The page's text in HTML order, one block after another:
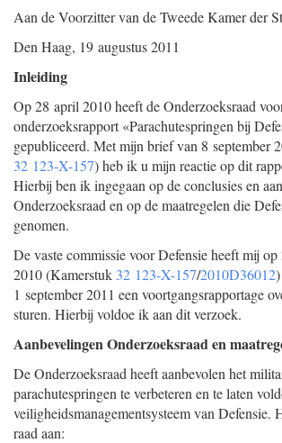
Aan de Voorzitter van de Tweede Kamer der
Den Haag, 19 augustus 2011
Inleiding
Op 28 april 2010 heeft de Onderzoeksraad
onderzoeksrapport «Parachutespringen bij
gepubliceerd. Met mijn brief van 8 september
32 123-X-157) heb ik u mijn reactie op dit
Hierbij ben ik ingegaan op de conclusies en
Onderzoeksraad en op de maatregelen die
genomen.
De vaste commissie voor Defensie heeft mij op
2010 (Kamerstuk 32 123-X-157/2010D36012
1 september 2011 een voortgangsrapportage
sturen. Hierbij voldoe ik aan dit verzoek.
Aanbevelingen Onderzoeksraad en
De Onderzoeksraad heeft aanbevolen het
parachutespringen te verbeteren en te laten
veiligheidsmanagementsysteem van Defensie.
raad aan: